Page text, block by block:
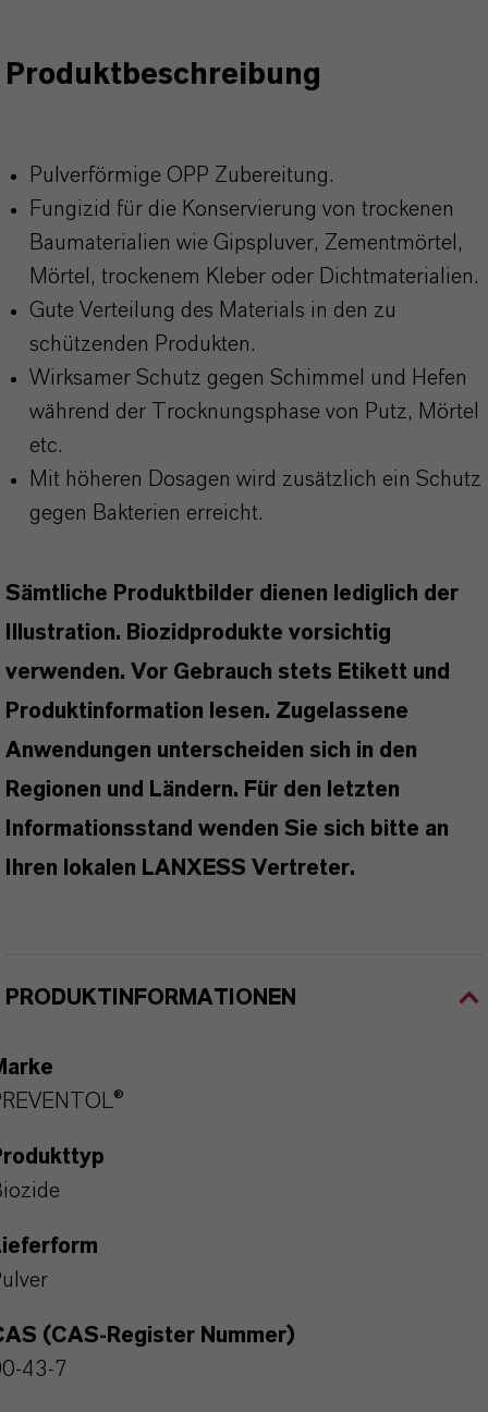
Produktbeschreibung
Pulverförmige OPP Zubereitung.
Fungizid für die Konservierung von trockenen
Baumaterialien wie Gipspluver, Zementmörtel,
Mörtel, trockenem Kleber oder Dichtmaterialien.
Gute Verteilung des Materials in den zu
schützenden Produkten.
Wirksamer Schutz gegen Schimmel und Hefen
während der Trocknungsphase von Putz, Mörtel
etc.
Mit höheren Dosagen wird zusätzlich ein Schutz
gegen Bakterien erreicht.
Sämtliche Produktbilder dienen lediglich der
Illustration. Biozidprodukte vorsichtig
verwenden. Vor Gebrauch stets Etikett und
Produktinformation lesen. Zugelassene
Anwendungen unterscheiden sich in den
Regionen und Ländern. Für den letzten
Informationsstand wenden Sie sich bitte an
Ihren lokalen LANXESS Vertreter.
PRODUKTINFORMATIONEN
(CAS-Register Nummer)
43-7